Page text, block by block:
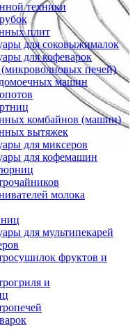
техники
плит
для соковыжималок
для кофеварок
печей)
машин
комбайнов (машин)
вытяжек
для миксеров
для кофемашин
молока
для мультипекарей
фруктов и
и